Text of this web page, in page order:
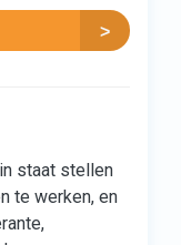
staat stellen
te werken, en